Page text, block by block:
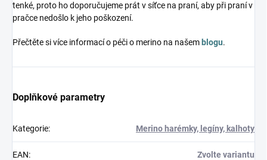
tenké, proto ho doporučujeme prát v síťce na praní, aby při praní v
pračce nedošlo k jeho poškození.
Přečtěte si více informací o péči o merino na našem blogu.
Doplňkové parametry
Kategorie: Merino harémky, legíny, kalhoty
EAN: Zvolte variantu